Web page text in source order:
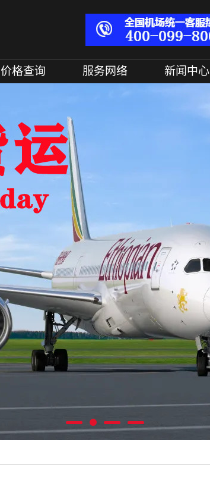
价格查询 服务网络 新闻中心